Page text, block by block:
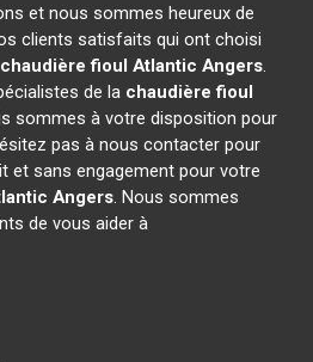
et nous sommes heureux de
clients satisfaits qui ont choisi
chaudière fioul Atlantic Angers.
de la chaudière fioul
sommes à votre disposition pour
pas à nous contacter pour
et sans engagement pour votre
Angers. Nous sommes
de vous aider à